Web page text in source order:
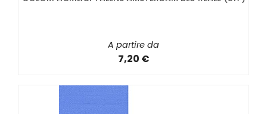
A partire da
7,20 €